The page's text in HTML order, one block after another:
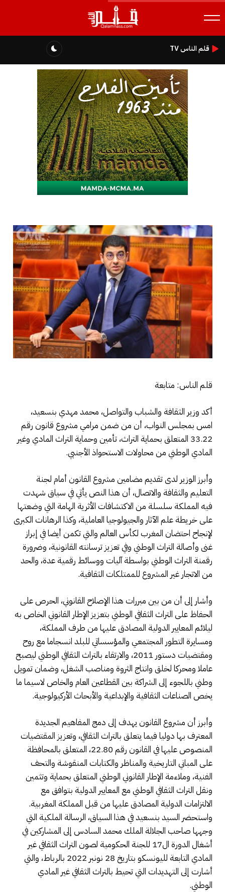
قلم الناس TV
قلم الناس: متابعة
أكد وزير الثقافة والشباب والتواصل، محمد مهدي بنسعيد،
امس بمجلس النواب، أن من ضمن مرامي مشروع قانون رقم
33.22 المتعلق بحماية التراث، تأمين وحماية التراث المادي وغير
المادي الوطني من محاولات الاستحواذ الأجنبي.
وأبرز الوزير لدى تقديم مضامين مشروع القانون أمام لجنة
التعليم والثقافة والاتصال، أن هذا النص يأتي في سياق شهدت
فيه المملكة سلسلة من الاكتشافات الأثرية الهامة التي وضعتها
على خريطة علم الآثار والجيولوجيا العاملية، وكذا الرهانات الكبرى
لإنجاح احتضان المغرب لكأس العالم والتي تكمن أيضا في إبراز
غنى وأصالة التراث الوطني وفي تعزيز ترسانته القانونية، وضرورة
رقمنة التراث الوطني بواسطة آليات ووسائط رقمية عدة، والحد
من الاتجار غير المشروع للممتلكات الثقافية.
وأشار إلى أن من بين مبررات هذا الإصلاح القانوني، الحرص على
الحفاظ على التراث الثقافي الوطني بتعزيز الإطار القانوني الخاص به
ليلائم المعايير الدولية المصادق عليها من طرف المملكة،
ومسايرة التطور المجتمعي والمؤسساتي للبلد انسجاما مع روح
ومقتضيات دستور 2011، والارتقاء بالتراث الثقافي الوطني ليصبح
عاملا ومحركا لخلق وانتاج الثروة ومناصب الشغل، وضمان تمويل
وطني باللجوء إلى الشراكة بين القطاعين العام والخاص لاسيما ما
يخص الصناعات الثقافية والإبداعية والأبحاث الأركيولوجية.
وأبرز أن مشروع القانون يهدف إلى دمج المفاهيم الجديدة
المعترف بها دوليا فيما يتعلق بالتراث الثقافي، وتعزيز المقتضيات
المنصوص عليها في القانون رقم 22.80، المتعلق بالمحافظة
على المباني التاريخية والمناظر والكتابات المنقوشة والتحف
الفنية، وملاءمة الإطار القانوني الوطني المتعلق بحماية وتثمين
ونقل التراث الثقافي الوطني مع المعايير الدولية بتوافق مع
الالتزامات الدولية المصادق عليها من قبل المملكة المغربية.
واستحضر السيد بنسعيد في هذا السياق، الرسالة الملكية التي
وجهها صاحب الجلالة الملك محمد السادس إلى المشاركين في
أشغال الدورة ال17 للجنة الحكومية لصون التراث الثقافي غير
المادي التابعة لليونسكو بتاريخ 28 نونبر 2022 بالرباط، والتي
أشارت إلى التهديدات التي تحيط بالتراث الثقافي غير المادي
الوطني.